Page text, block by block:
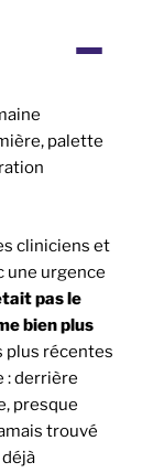
palette
cliniciens et
une urgence
pas le
bien plus
plus récentes
: derrière
presque
trouvé